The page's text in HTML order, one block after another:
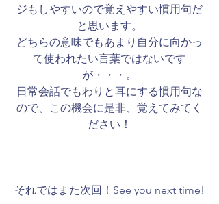
ジもしやすいので覚えやすい慣用句だ
と思います。
どちらの意味でもあまり自分に向かっ
て使われたい言葉ではないです
が・・・。
日常会話でもわりと耳にする慣用句な
ので、この機会に是非、覚えてみてく
ださい！
それではまた次回！See you next time!